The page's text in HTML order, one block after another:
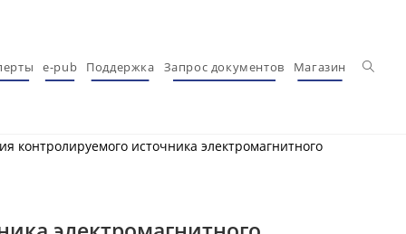
e-pub Поддержка Запрос документов Магазин
контролируемого источника электромагнитного